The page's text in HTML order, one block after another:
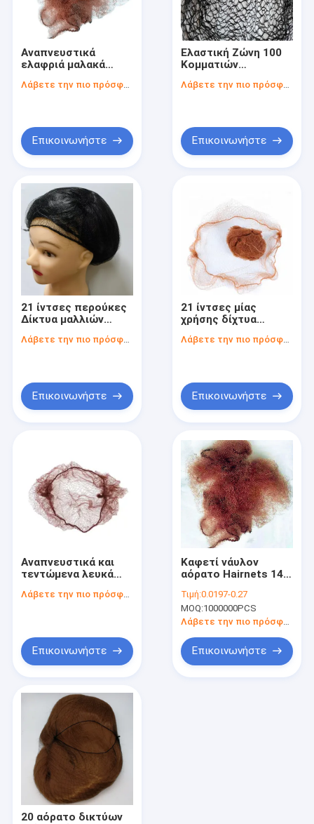
Προϊόντα
Σχετικά με εμάς
Γύρος εργοστασίων
Όλες οι περιπτώσεις
Μίας χρήσης κάλυψη ακουστικών
Μίας χρήσης κάλυψη παπουτσιών
μίας χρήσης φόρμα
Καλύψεις ακουστικών MRI
Αναπνευστικά
ελαφριά μαλακά
υφασμένα υφάσματα
Λάβετε την πιο πρόσφατη τιμή
Επικοινωνήστε
Ελαστική Ζώνη 100
Κομματιών
Μαλλιών - Εύκολο
Λάβετε την πιο πρόσφατη τιμή
Επικοινωνήστε
21 ίντσες περούκες
Δίκτυα μαλλιών
ελαστική ταινία καιΛάβετε την πιο πρόσφατη τιμή
Επικοινωνήστε
21 ίντσες μίας
χρήσης δίχτυα
ταινία και σχεδιασμό
Λάβετε την πιο πρόσφατη τιμή
Επικοινωνήστε
Αναπνευστικά και
τεντώμενα λευκά
μέγιστη άνεση
Λάβετε την πιο πρόσφατη τιμή
Επικοινωνήστε
Καφετί νάυλον
αόρατο Hairnets 14»
δικτύων τρίχας
Τιμή:0.0197-0.27
MOQ:1000000PCS
Λάβετε την πιο πρόσφατη τιμή
Επικοινωνήστε
20 αόρατο δικτύων